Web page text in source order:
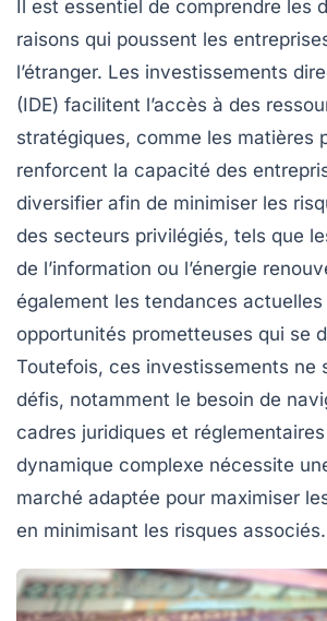
Il est essentiel de comprendre les
raisons qui poussent les
l’étranger. Les investissements
(IDE) facilitent l’accès à des
stratégiques, comme les matières
renforcent la capacité des
diversifier afin de minimiser les
des secteurs privilégiés, tels que
de l’information ou l’énergie
également les tendances actuelles
opportunités prometteuses qui se
Toutefois, ces investissements ne
défis, notamment le besoin de
cadres juridiques et
dynamique complexe nécessite
marché adaptée pour maximiser
en minimisant les risques associés.